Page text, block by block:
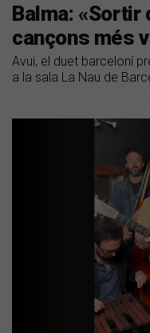
Balma: «Sortir
cançons més
Avui, el duet barceloní
a la sala La Nau de